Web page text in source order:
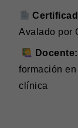
Avalado por
Docente:
formación
clínica